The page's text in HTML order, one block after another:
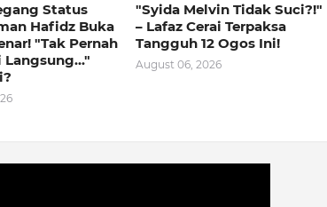
Status
Hafidz Buka
"Tak Pernah
Langsung..."
"Syida Melvin Tidak Suci?!"
– Lafaz Cerai Terpaksa
Tangguh 12 Ogos Ini!
August 06, 2026